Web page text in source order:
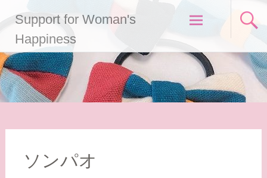
ン
ン
ツ
へ
ス
Support for Woman's
Happiness
ソンパオ